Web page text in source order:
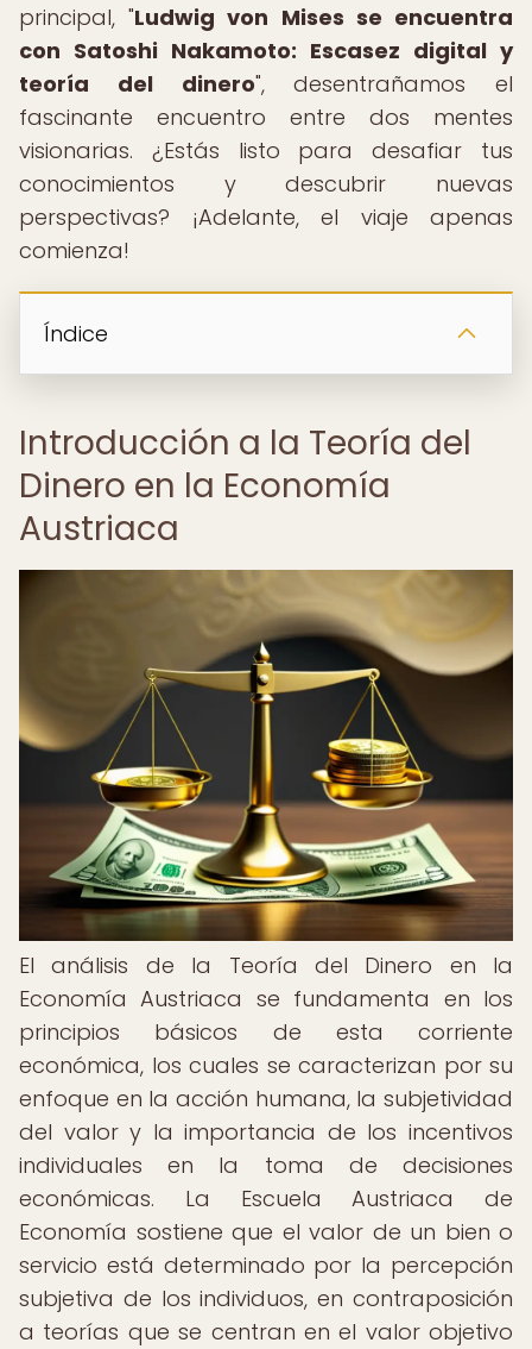
principal, "Ludwig von Mises se encuentra
con Satoshi Nakamoto: Escasez digital y
teoría del dinero", desentrañamos el
fascinante encuentro entre dos mentes
visionarias. ¿Estás listo para desafiar tus
conocimientos y descubrir nuevas
perspectivas? ¡Adelante, el viaje apenas
comienza!
Índice
Introducción a la Teoría del
Dinero en la Economía
Austriaca
El análisis de la Teoría del Dinero en la
Economía Austriaca se fundamenta en los
principios básicos de esta corriente
económica, los cuales se caracterizan por su
enfoque en la acción humana, la subjetividad
del valor y la importancia de los incentivos
individuales en la toma de decisiones
económicas. La Escuela Austriaca de
Economía sostiene que el valor de un bien o
servicio está determinado por la percepción
subjetiva de los individuos, en contraposición
a teorías que se centran en el valor objetivo